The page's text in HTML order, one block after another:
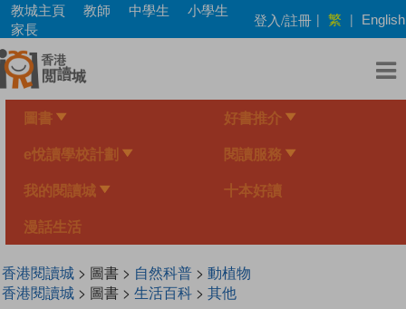
Skip
main
content
教城主頁 教師 中學生
小學生
家長
登入/註冊 | 繁 | English
圖書 好書推介
e悅讀學校計劃 閱讀服務
我的閱讀城 十本好讀
漫話生活
香港閱讀城> 圖書 > 自然科普> 動植物
香港閱讀城> 圖書 > 生活百科> 其他